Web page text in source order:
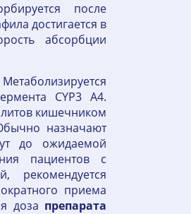
после
достигается в
абсорбции
CYP3 A4.
кишечником
назначают
до ожидаемой
пациентов с
рекомендуется
приема
доза препарата